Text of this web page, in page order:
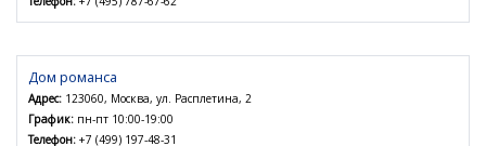
Дом романса
Адрес: 123060, Москва, ул. Расплетина, 2
График: пн-пт 10:00-19:00
Телефон: +7 (499) 197-48-31